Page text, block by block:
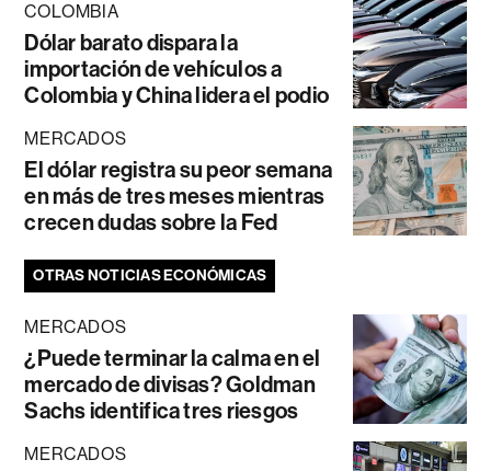
COLOMBIA
Dólar barato dispara la
importación de vehículos a
Colombia y China lidera el podio
MERCADOS
El dólar registra su peor semana
en más de tres meses mientras
crecen dudas sobre la Fed
OTRAS NOTICIAS ECONÓMICAS
MERCADOS
¿Puede terminar la calma en el
mercado de divisas? Goldman
Sachs identifica tres riesgos
MERCADOS